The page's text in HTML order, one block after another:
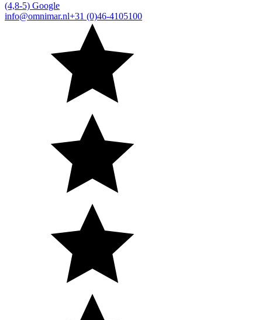
(4,8-5) Google
info@omnimar.nl+31 (0)46-4105100